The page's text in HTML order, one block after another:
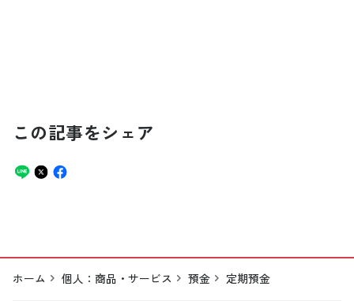
この記事をシェア
ホーム 個人：商品・サービス 預金 定期預金